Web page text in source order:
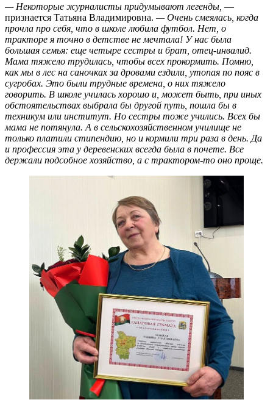
— Некоторые журналисты придумывают легенды, —
признается Татьяна Владимировна. — Очень смеялась, когда
прочла про себя, что в школе любила футбол. Нет, о
тракторе я точно в детстве не мечтала! У нас была
большая семья: еще четыре сестры и брат, отец-инвалид.
Мама тяжело трудилась, чтобы всех прокормить. Помню,
как мы в лес на саночках за дровами ездили, утопая по пояс в
сугробах. Это были трудные времена, о них тяжело
говорить. В школе училась хорошо и, может быть, при иных
обстоятельствах выбрала бы другой путь, пошла бы в
техникум или институт. Но сестры тоже учились. Всех бы
мама не потянула. А в сельскохозяйственном училище не
только платили стипендию, но и кормили три раза в день. Да
и профессия эта у деревенских всегда была в почете. Все
держали подсобное хозяйство, а с трактором-то оно проще.